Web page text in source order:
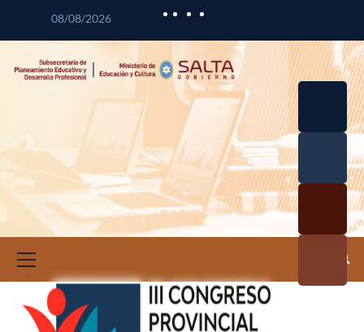
08/08/2026
Curricul
Profesio
a
Investig